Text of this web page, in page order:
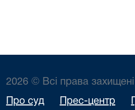
2026 © Всі права захищені
Про суд Прес-центр